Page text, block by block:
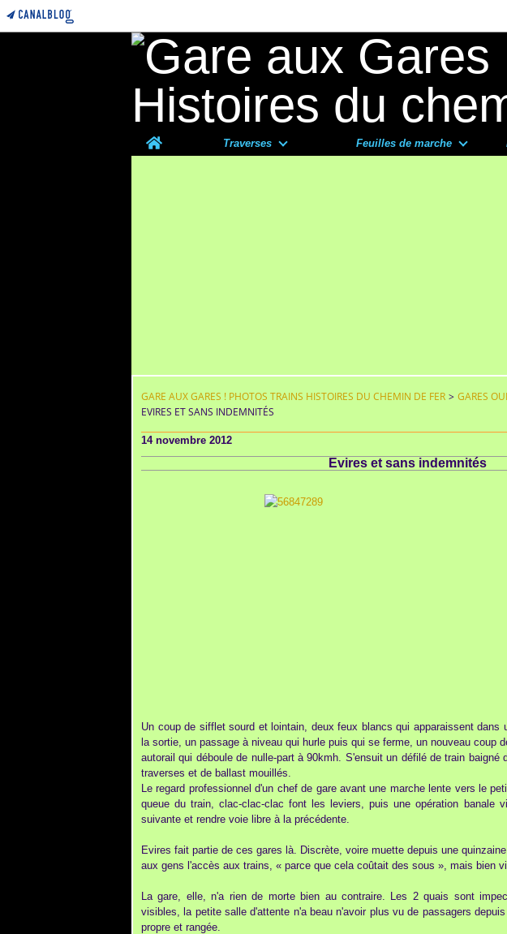
Home
Traverses Feuilles de marche
GARE AUX GARES ! PHOTOS TRAINS HISTOIRES DU CHEMIN DE FER > GARES
EVIRES ET SANS INDEMNITÉS
14 novembre 2012
Evires et sans indemnités
Un coup de sifflet sourd et lointain, deux feux blancs qui apparaissent dans
la sortie, un passage à niveau qui hurle puis qui se ferme, un nouveau coup
autorail qui déboule de nulle-part à 90kmh. S'ensuit un défilé de train baigné
traverses et de ballast mouillés.
Le regard professionnel d'un chef de gare avant une marche lente vers le
queue du train, clac-clac-clac font les leviers, puis une opération banale
suivante et rendre voie libre à la précédente.
Evires fait partie de ces gares là. Discrète, voire muette depuis une
aux gens l'accès aux trains, « parce que cela coûtait des sous », mais bien
La gare, elle, n'a rien de morte bien au contraire. Les 2 quais sont
visibles, la petite salle d'attente n'a beau n'avoir plus vu de passagers
propre et rangée.